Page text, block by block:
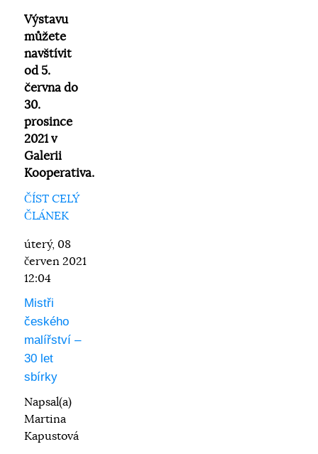
Výstavu
můžete
navštívit
od 5.
června do
30.
prosince
2021 v
Galerii
Kooperativa.
ČÍST CELÝ
ČLÁNEK
úterý, 08
červen 2021
12:04
Mistři
českého
malířství –
30 let
sbírky
Napsal(a)
Martina
Kapustová